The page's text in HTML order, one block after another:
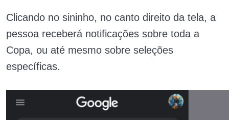
Clicando no sininho, no canto direito da tela, a
pessoa receberá notificações sobre toda a
Copa, ou até mesmo sobre seleções
específicas.